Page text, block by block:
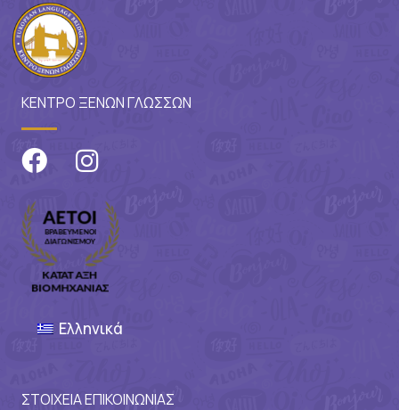
ΚΕΝΤΡΟ ΞΕΝΩΝ ΓΛΩΣΣΩΝ
Ελληνικά
ΣΤΟΙΧΕΙΑ ΕΠΙΚΟΙΝΩΝΙΑΣ